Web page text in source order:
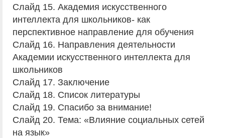
Слайд 15. Академия искусственного
интеллекта для школьников- как
перспективное направление для обучения
Слайд 16. Направления деятельности
Академии искусственного интеллекта для
школьников
Слайд 17. Заключение
Слайд 18. Список литературы
Слайд 19. Спасибо за внимание!
Слайд 20. Тема: «Влияние социальных сетей
на язык»